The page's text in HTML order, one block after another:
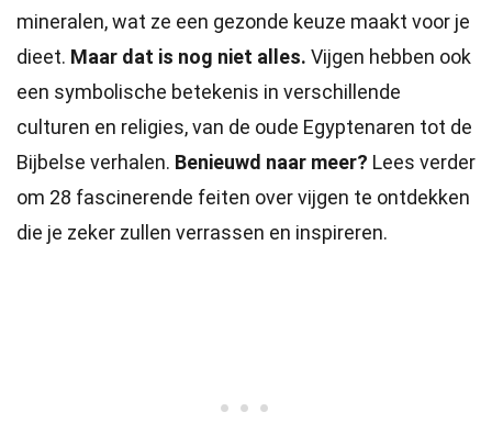
mineralen, wat ze een gezonde keuze maakt voor je
dieet. Maar dat is nog niet alles. Vijgen hebben ook
een symbolische betekenis in verschillende
culturen en religies, van de oude Egyptenaren tot de
Bijbelse verhalen. Benieuwd naar meer? Lees verder
om 28 fascinerende feiten over vijgen te ontdekken
die je zeker zullen verrassen en inspireren.